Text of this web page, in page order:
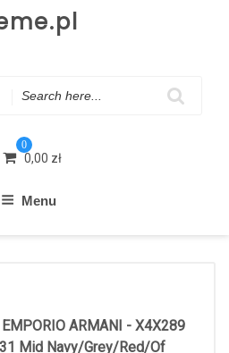
0
0,00 zł
Menu
ARMANI - X4X289
Mid Navy/Grey/Red/Of